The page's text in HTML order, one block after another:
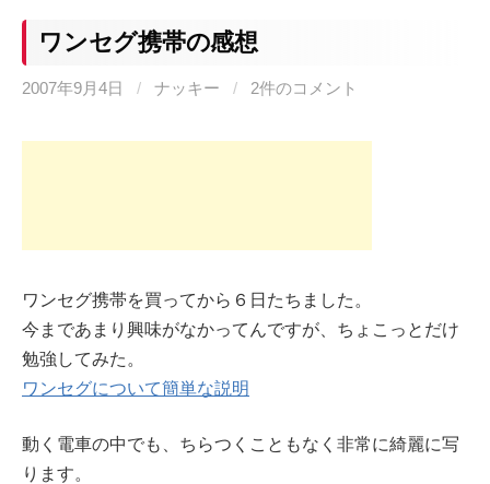
ワンセグ携帯の感想
2007年9月4日 / ナッキー / 2件のコメント
ワンセグ携帯を買ってから６日たちました。
今まであまり興味がなかってんですが、ちょこっとだけ
勉強してみた。
ワンセグについて簡単な説明
動く電車の中でも、ちらつくこともなく非常に綺麗に写
ります。